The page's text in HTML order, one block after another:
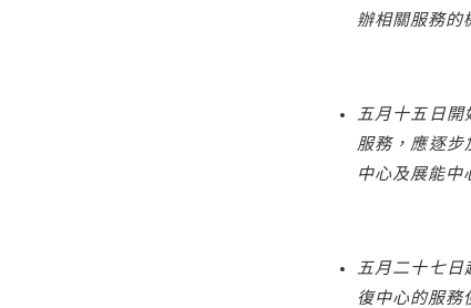
辦相關服務的
五月十五日
服務，應逐步
中心及展能中
五月二十七
復中心的服務